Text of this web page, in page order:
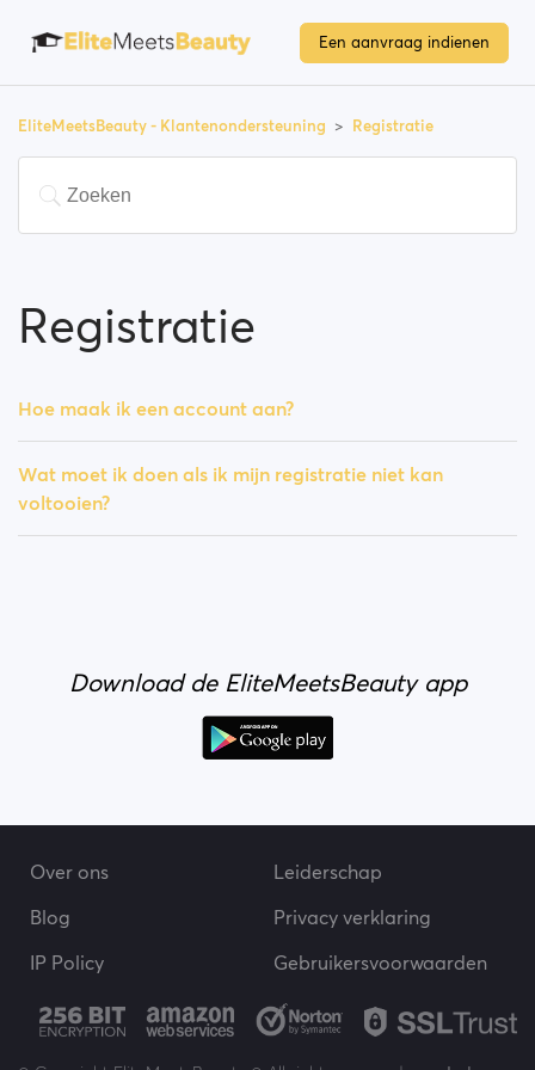
Een aanvraag indienen
EliteMeetsBeauty - Klantenondersteuning Registratie
Registratie
Hoe maak ik een account aan?
Wat moet ik doen als ik mijn registratie niet kan
voltooien?
Download de EliteMeetsBeauty app
Over ons
Leiderschap
Blog
Privacy verklaring
IP Policy
Gebruikersvoorwaarden